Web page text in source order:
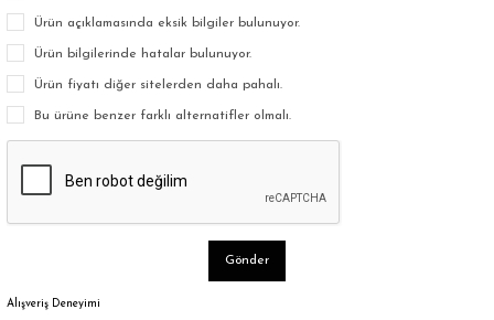
Ürün açıklamasında eksik bilgiler bulunuyor.
Ürün bilgilerinde hatalar bulunuyor.
Ürün fiyatı diğer sitelerden daha pahalı.
Bu ürüne benzer farklı alternatifler olmalı.
Gönder
Alışveriş Deneyimi